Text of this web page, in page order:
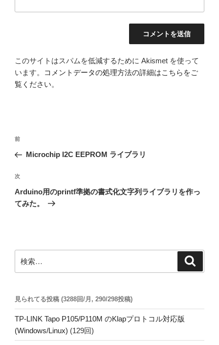
このサイトはスパムを低減するために Akismet を使って
います。
コメントデータの処理方法の詳細はこちらをご
覧ください。
投
ナ
ビ
ゲ
ー
前
の
稿
前
Microchip I2C EEPROM ライブラリ
次
の
投
次
Arduino用のprintf準拠の書式化文字列ライブラリを作っ
てみた。
索:
見られてる投稿 (3288回/月, 290/298投稿)
TP-LINK Tapo P105/P110M のKlapプロトコル対応版
(Windows/Linux) (129回)